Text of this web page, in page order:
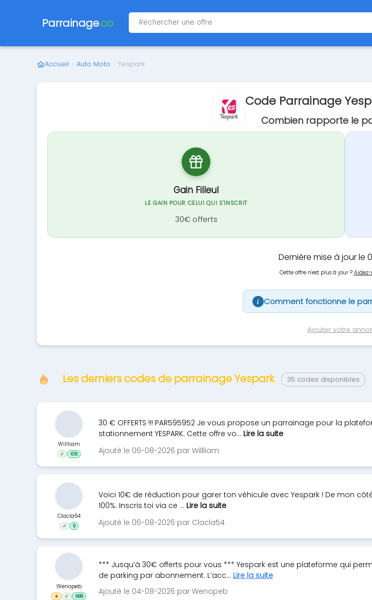
Parrainage.co
Accueil › Auto Moto › Yespark
Code Parrainage
Combien rapporte le
Gain Filleul
LE GAIN POUR CELUI QUI S'INSCRIT
30€ offerts
Dernière mise à jour le
Cette offre n'est plus à jour ?
i Comment fonctionne le
Ajouter votre
Les derniers codes de parrainage Yespark 35 codes disponibles
30 € OFFERTS !!! PAR595952 Je vous propose un parrainage pour la
stationnement YESPARK. Cette offre vo... Lire la suite
Ajouté le 06-08-2026 par Willliam
Willliam
✓ 106
Voici 10€ de réduction pour garer ton véhicule avec Yespark ! De mon
100%. Inscris toi via ce ... Lire la suite
Ajouté le 06-08-2026 par Clacla54
Clacla54
✓ 9
*** Jusqu’à 30€ offerts pour vous *** Yespark est une plateforme qui
de parking par abonnement. L’acc... Lire la suite
Ajouté le 04-08-2026 par Wenopeb
Wenopeb
★ ✓ 589